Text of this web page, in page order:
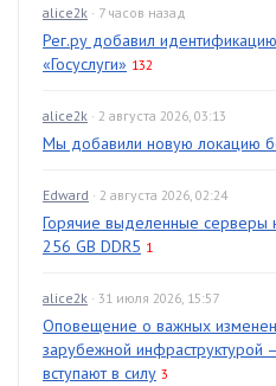
alice2k · 7 часов назад
Рег.ру добавил
«Госуслуги» 132
alice2k · 2 августа 2026, 03:13
Мы добавили новую локацию
Edward · 2 августа 2026, 02:24
Горячие выделенные серверы
256 GB DDR5 1
alice2k · 31 июля 2026, 15:57
Оповещение о важных
зарубежной инфраструктурой
вступают в силу 3